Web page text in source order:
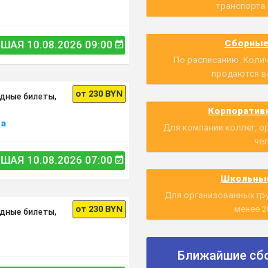
10.08.2026 09:00
от 230 BYN
билеты,
10.08.2026 07:00
от 230 BYN
билеты,
Сборные
По расписанию.
продаются
Для компании коллег,
Для организованных
менее
Ближайшие